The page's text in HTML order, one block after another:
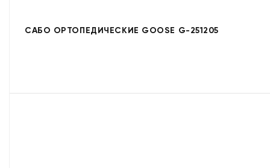
САБО ОРТОПЕДИЧЕСКИЕ GOOSE G-251205